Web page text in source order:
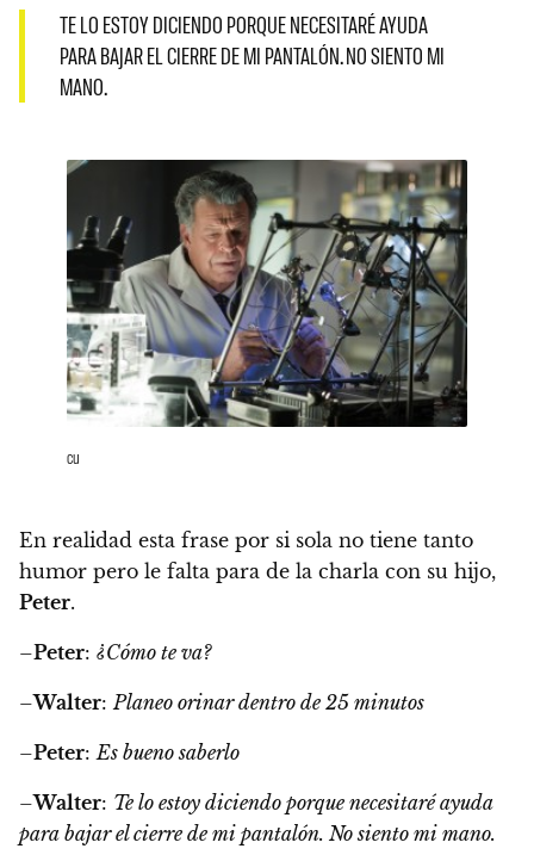
TE LO ESTOY DICIENDO PORQUE NECESITARÉ AYUDA
PARA BAJAR EL CIERRE DE MI PANTALÓN. NO SIENTO MI
MANO.
cu
En realidad esta frase por si sola no tiene tanto
humor pero le falta para de la charla con su hijo,
Peter.
–Peter: ¿Cómo te va?
–Walter:Planeo orinar dentro de 25 minutos
–Peter:Es bueno saberlo
–Walter: Te lo estoy diciendo porque necesitaré ayuda
para bajar el cierre de mi pantalón. No siento mi mano.